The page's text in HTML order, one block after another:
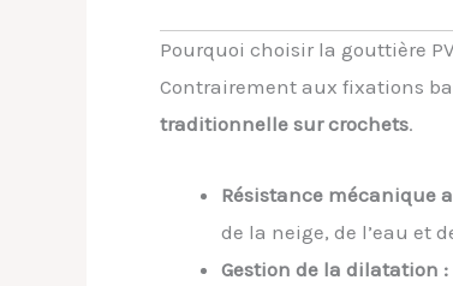
Pourquoi choisir la gouttière
Contrairement aux fixations
traditionnelle sur crochets.
Résistance mécanique
de la neige, de l’eau et
Gestion de la dilatation :